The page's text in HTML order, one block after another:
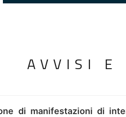
AVVISI E
di manifestazioni di